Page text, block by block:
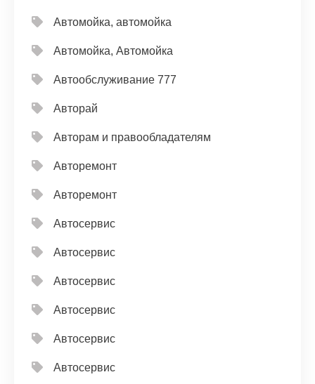
Автомойка, автомойка
Автомойка, Автомойка
Автообслуживание 777
Авторай
Авторам и правообладателям
Авторемонт
Авторемонт
Автосервис
Автосервис
Автосервис
Автосервис
Автосервис
Автосервис